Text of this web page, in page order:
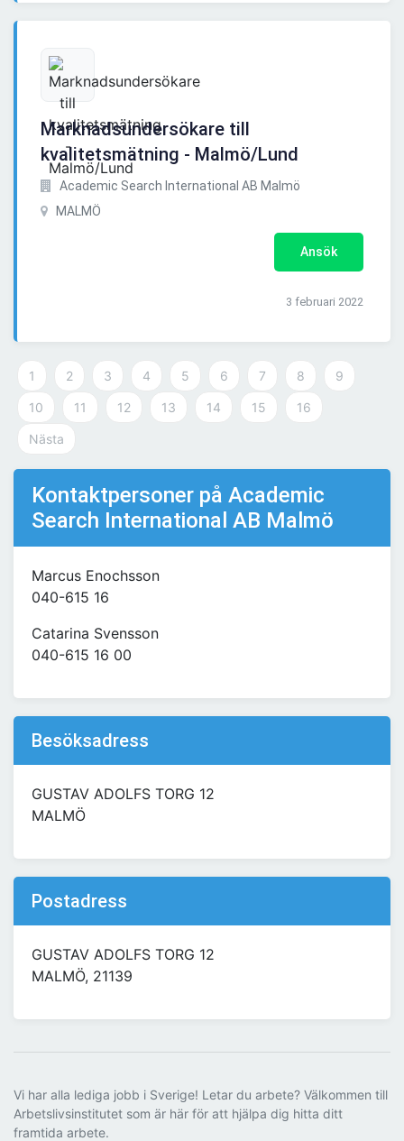
Marknadsundersökare till
kvalitetsmätning - Malmö/Lund
Academic Search International AB Malmö
MALMÖ
Ansök
3 februari 2022
1 2 3 4 5 6 7 8 9
10 11 12 13 14 15 16
Nästa
Kontaktpersoner på Academic
Search International AB Malmö
Marcus Enochsson
040-615 16
Catarina Svensson
040-615 16 00
Besöksadress
GUSTAV ADOLFS TORG 12
MALMÖ
Postadress
GUSTAV ADOLFS TORG 12
MALMÖ, 21139
Vi har alla lediga jobb i Sverige! Letar du arbete? Välkommen till
Arbetslivsinstitutet som är här för att hjälpa dig hitta ditt
framtida arbete.